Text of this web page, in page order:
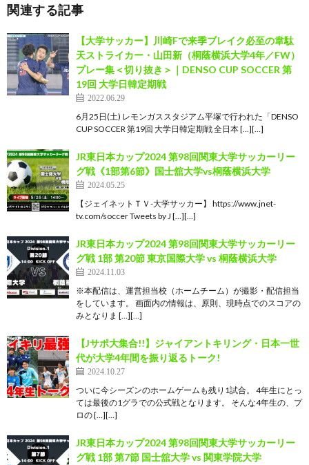
関連する記事
【大学サッカー】川崎Fで来季ブレイク必至の韋駄
天ストライカー・山田新（桐蔭横浜大学4年／FW）
プレー集＜切り抜き＞｜DENSO CUP SOCCER 第
19回 大学日韓定期戦
2022.06.29
6月25日(土) レモンガススタジアム平塚で行われた「DENSO
CUP SOCCER 第19回 大学日韓定期戦 全日本 […][…]
JR東日本カップ2024 第98回関東大学サッカーリー
グ戦《1部第6節》国士舘大学vs桐蔭横浜大学
2024.05.25
【ジェイネットＴＶ-大学サッカー】 https://www.jnet-
tv.com/soccer Tweets by J […][…]
JR東日本カップ2024 第98回関東大学サッカーリー
グ戦 1部 第20節 東京国際大学 vs 桐蔭横浜大学
2024.11.03
※本配信は、運営担当校（ホームチーム）が撮影・配信担当
をしています。 画面内の情報は、原則、現時点でのスコアの
みとなりま […][…]
【Jサポ大集合!!】ジャイアントキリング・日本一世
代が大学4年間を振り返るトーク!
2024.10.27
ついに今シーズンのホームゲームも残り1試合。 4年生にとっ
ては最後の1グラでの公式戦となります。 そんな4年生の、プ
ロの […][…]
JR東日本カップ2024 第98回関東大学サッカーリー
グ戦 1部 第7節 国士舘大学 vs 関東学院大学